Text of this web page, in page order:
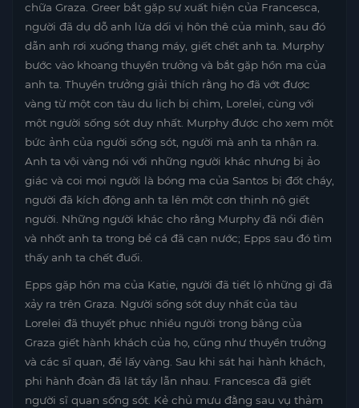
chữa Graza. Greer bắt gặp sự xuất hiện của Francesca,
người đã dụ dỗ anh lừa dối vị hôn thê của mình, sau đó
dẫn anh rơi xuống thang máy, giết chết anh ta. Murphy
bước vào khoang thuyền trưởng và bắt gặp hồn ma của
anh ta. Thuyền trưởng giải thích rằng họ đã vớt được
vàng từ một con tàu du lịch bị chìm, Lorelei, cùng với
một người sống sót duy nhất. Murphy được cho xem một
bức ảnh của người sống sót, người mà anh ta nhận ra.
Anh ta vội vàng nói với những người khác nhưng bị ảo
giác và coi mọi người là bóng ma của Santos bị đốt cháy,
người đã kích động anh ta lên một cơn thịnh nộ giết
người. Những người khác cho rằng Murphy đã nổi điên
và nhốt anh ta trong bể cá đã cạn nước; Epps sau đó tìm
thấy anh ta chết đuối.
Epps gặp hồn ma của Katie, người đã tiết lộ những gì đã
xảy ra trên Graza. Người sống sót duy nhất của tàu
Lorelei đã thuyết phục nhiều người trong băng của
Graza giết hành khách của họ, cũng như thuyền trưởng
và các sĩ quan, để lấy vàng. Sau khi sát hại hành khách,
phi hành đoàn đã lật tẩy lẫn nhau. Francesca đã giết
người sĩ quan sống sót. Kẻ chủ mưu đằng sau vụ thảm